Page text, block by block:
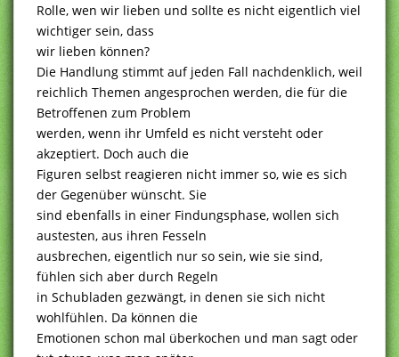
Rolle, wen wir lieben und sollte es nicht eigentlich viel
wichtiger sein, dass
wir lieben können?
Die Handlung stimmt auf jeden Fall nachdenklich, weil
reichlich Themen angesprochen werden, die für die
Betroffenen zum Problem
werden, wenn ihr Umfeld es nicht versteht oder
akzeptiert. Doch auch die
Figuren selbst reagieren nicht immer so, wie es sich
der Gegenüber wünscht. Sie
sind ebenfalls in einer Findungsphase, wollen sich
austesten, aus ihren Fesseln
ausbrechen, eigentlich nur so sein, wie sie sind,
fühlen sich aber durch Regeln
in Schubladen gezwängt, in denen sie sich nicht
wohlfühlen. Da können die
Emotionen schon mal überkochen und man sagt oder